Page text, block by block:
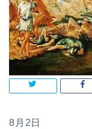
8月2日